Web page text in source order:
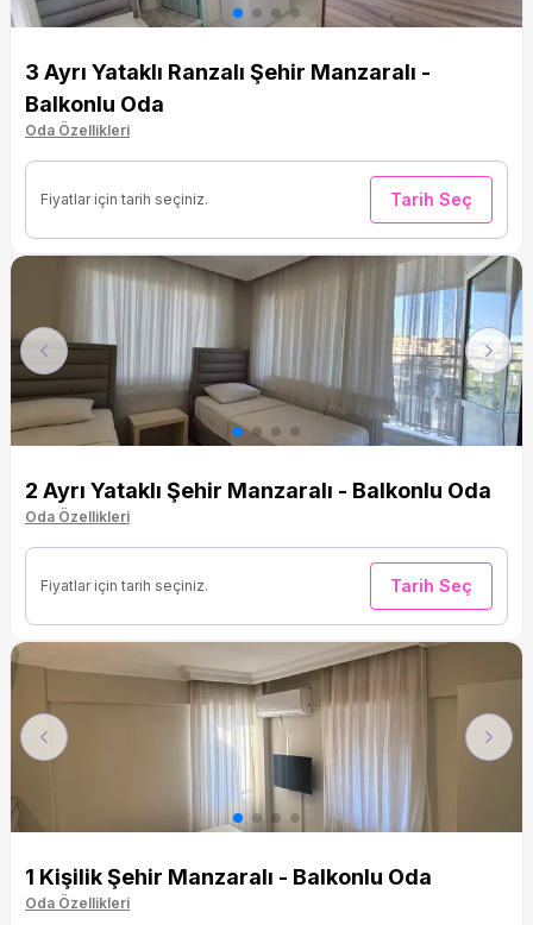
3 Ayrı Yataklı Ranzalı Şehir Manzaralı -
Balkonlu Oda
Oda Özellikleri
Fiyatlar için tarih seçiniz. Tarih Seç
Previous Next
2 Ayrı Yataklı Şehir Manzaralı - Balkonlu Oda
Oda Özellikleri
Fiyatlar için tarih seçiniz. Tarih Seç
Previous Next
1 Kişilik Şehir Manzaralı - Balkonlu Oda
Oda Özellikleri